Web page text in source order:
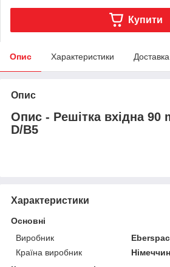
Купити
Опис Характеристики Доставка
Опис
Опис - Решітка вхідна 90
D/B5
Характеристики
Основні
Виробник
Країна виробник